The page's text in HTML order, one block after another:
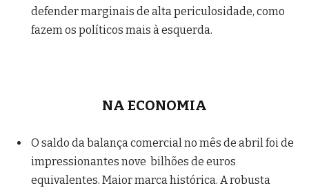
defender marginais de alta periculosidade, como
fazem os políticos mais à esquerda.
NA ECONOMIA
O saldo da balança comercial no mês de abril foi de
impressionantes nove bilhões de euros
equivalentes. Maior marca histórica. A robusta